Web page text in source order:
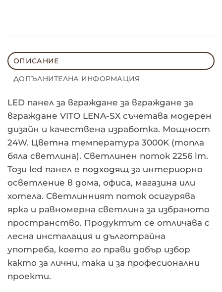
ОПИСАНИЕ
ДОПЪЛНИТЕЛНА ИНФОРМАЦИЯ
LED панел за вграждане за вграждане за
вграждане VITO LENA-SX съчетава модерен
дизайн и качествена изработка. Мощност
24W. Цветна температура 3000K (топла
бяла светлина). Светлинен поток 2256 lm.
Този led панел е подходящ за интериорно
осветление в дома, офиса, магазина или
хотела. Светлинният поток осигурява
ярка и равномерна светлина за избраното
пространство. Продуктът се отличава с
лесна инсталация и дълготрайна
употреба, което го прави добър избор
както за лични, така и за професионални
проекти.